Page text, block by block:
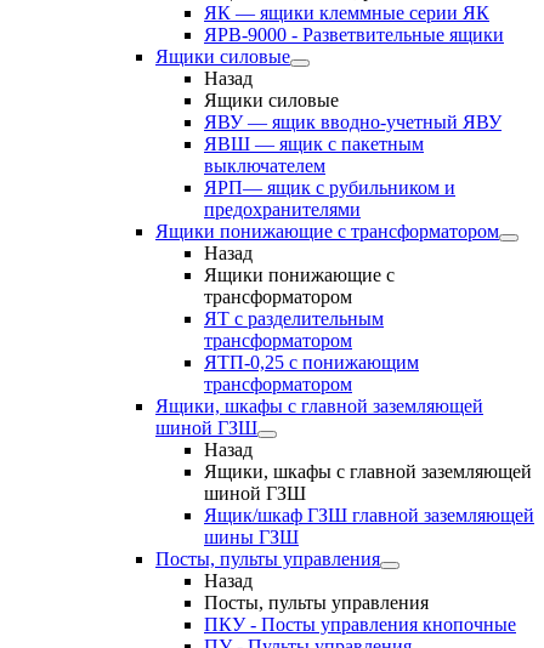
ЯК — ящики клеммные серии ЯК
ЯРВ-9000 - Разветвительные ящики
Ящики силовые
Назад
Ящики силовые
ЯВУ — ящик вводно-учетный ЯВУ
ЯВШ — ящик с пакетным
выключателем
ЯРП— ящик с рубильником и
предохранителями
Ящики понижающие с трансформатором
Назад
Ящики понижающие с
трансформатором
ЯТ с разделительным
трансформатором
ЯТП-0,25 с понижающим
трансформатором
Ящики, шкафы с главной заземляющей
шиной ГЗШ
Назад
Ящики, шкафы с главной заземляющей
шиной ГЗШ
Ящик/шкаф ГЗШ главной заземляющей
шины ГЗШ
Посты, пульты управления
Назад
Посты, пульты управления
ПКУ - Посты управления кнопочные